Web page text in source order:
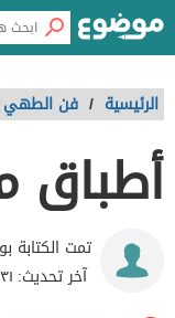
الرئيسية / فن الطهي
أطباق
تمت الكتابة
آخر تحديث: ٠٦:٣١